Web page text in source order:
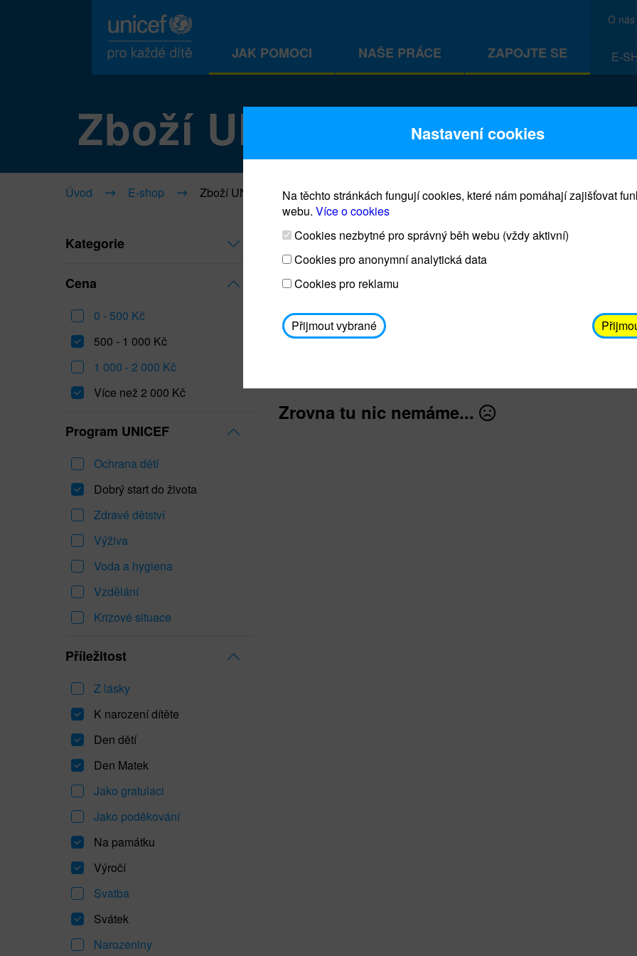
JAK POMOCI NAŠE PRÁCE ZAPOJTE SE
O nás
E-
Zboží UNICEF
Úvod E-shop Zboží UNICEF
Kategorie
Cena
0 - 500 Kč
500 - 1 000 Kč
1 000 - 2 000 Kč
Více než 2 000 Kč
Program UNICEF
Ochrana dětí
Dobrý start do života
Zdravé dětství
Výživa
Voda a hygiena
Vzdělání
Krizové situace
Příležitost
Z lásky
K narození dítěte
Den dětí
Den Matek
Jako gratulaci
Jako poděkování
Na památku
Výročí
Svatba
Svátek
Narozeniny
Prodej blahopřání a dárků
Prodejna UNICEF bude otevřena každý čtvrtek o
avodickova@unicef.cz nebo telefonním čísle 606
dále
Zrovna tu nic nemáme...
Nastavení cookies
Na těchto stránkách fungují cookies, které nám pomáhají zajišťovat
webu. Více o cookies
Cookies nezbytné pro správný běh webu (vždy aktivní)
Cookies pro anonymní analytická data
Cookies pro reklamu
Přijmout vybrané